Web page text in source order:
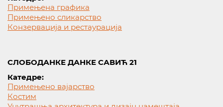
Примењена графика
Примењено сликарство
Конзервација и рестаурација
СЛОБОДАНКЕ ДАНКЕ САВИЋ 21
Катедре:
Примењено вајарство
Костим